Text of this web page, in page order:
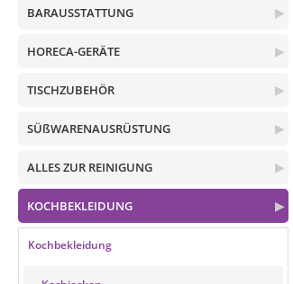
▶
BARAUSSTATTUNG
▶
HORECA-GERÄTE
▶
TISCHZUBEHÖR
▶
SÜßWARENAUSRÜSTUNG
▶
ALLES ZUR REINIGUNG
▶
KOCHBEKLEIDUNG
Kochbekleidung